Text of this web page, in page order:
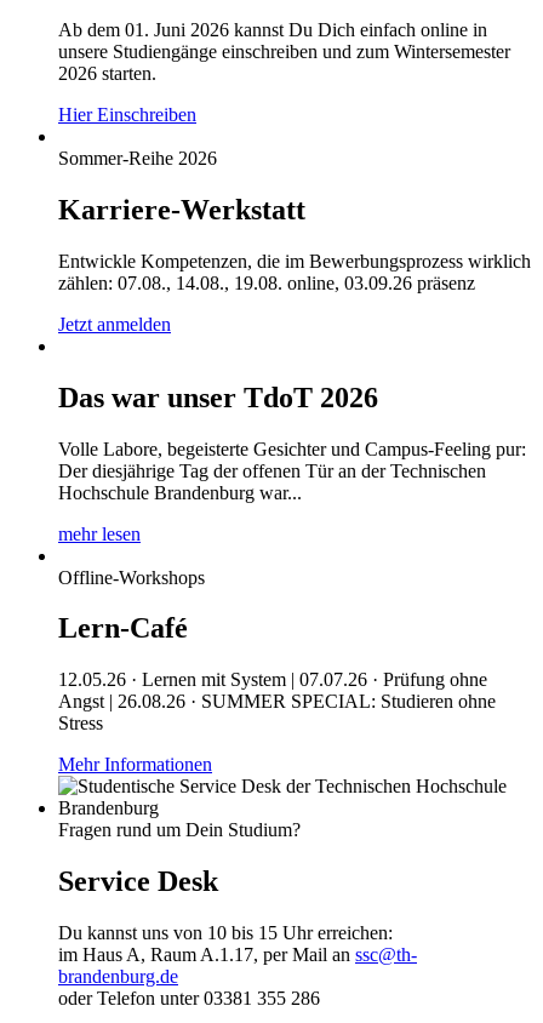
Ab dem 01. Juni 2026 kannst Du Dich einfach online in
unsere Studiengänge einschreiben und zum Wintersemester
2026 starten.
Hier Einschreiben
Sommer-Reihe 2026
Karriere-Werkstatt
Entwickle Kompetenzen, die im Bewerbungsprozess wirklich
zählen: 07.08., 14.08., 19.08. online, 03.09.26 präsenz
Jetzt anmelden
Das war unser TdoT 2026
Volle Labore, begeisterte Gesichter und Campus-Feeling pur:
Der diesjährige Tag der offenen Tür an der Technischen
Hochschule Brandenburg war...
mehr lesen
Offline-Workshops
Lern-Café
12.05.26 · Lernen mit System | 07.07.26 · Prüfung ohne
Angst | 26.08.26 · SUMMER SPECIAL: Studieren ohne
Stress
Mehr Informationen
Fragen rund um Dein Studium?
Service Desk
Du kannst uns von 10 bis 15 Uhr erreichen:
im Haus A, Raum A.1.17, per Mail an ssc@th-
brandenburg.de
oder Telefon unter 03381 355 286